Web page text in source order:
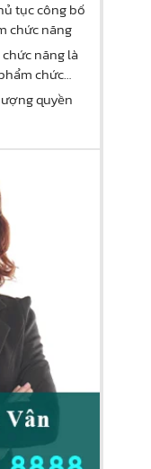
tục công bố
chức năng
năng là
chức
quyền